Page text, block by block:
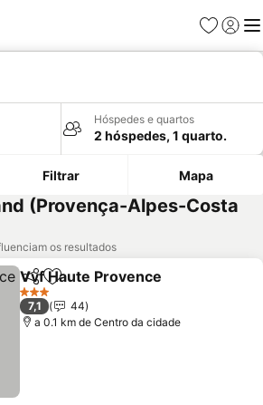
Favoritos
Iniciar
Hóspedes e quartos
2 hóspedes, 1 quarto.
Filtrar Mapa
(Provença-Alpes-Costa
os resultados
PartilharAdicionar aos favoritos
Vvf Haute Provence
3 Estrelas
7,1
44
a 0.1 km de Centro da cidade